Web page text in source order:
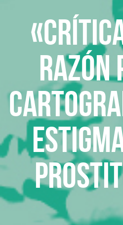
razón